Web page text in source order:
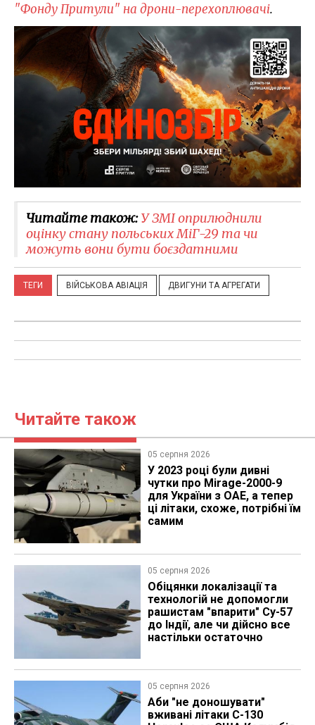
"Фонду Притули" на дрони-перехоплювачі.
Читайте також:У ЗМІ оприлюднили
оцінку стану польських МіГ-29 та чи
можуть вони бути боєздатними
ТЕГИ ВІЙСЬКОВА АВІАЦІЯ ДВИГУНИ ТА АГРЕГАТИ
Читайте також
05 серпня 2026
У 2023 році були дивні
чутки про Mirage-2000-9
для України з ОАЕ, а тепер
ці літаки, схоже, потрібні їм
самим
05 серпня 2026
Обіцянки локалізації та
технологій не допомогли
рашистам "впарити" Су-57
до Індії, але чи дійсно все
настільки остаточно
05 серпня 2026
Аби "не доношувати"
вживані літаки C-130